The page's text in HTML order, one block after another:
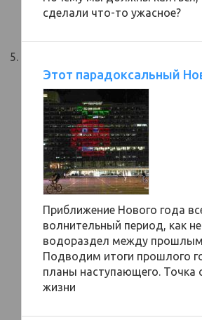
сделали что-то ужасное?
Этот парадоксальный
Приближение Нового года
волнительный период, как
водораздел между
Подводим итоги прошлого
планы наступающего. Точка
жизни